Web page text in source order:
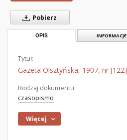
Pobierz
OPIS INFORMACJE
Tytuł:
Gazeta Olsztyńska, 1907, nr [122]
Rodzaj dokumentu:
czasopismo
Więcej